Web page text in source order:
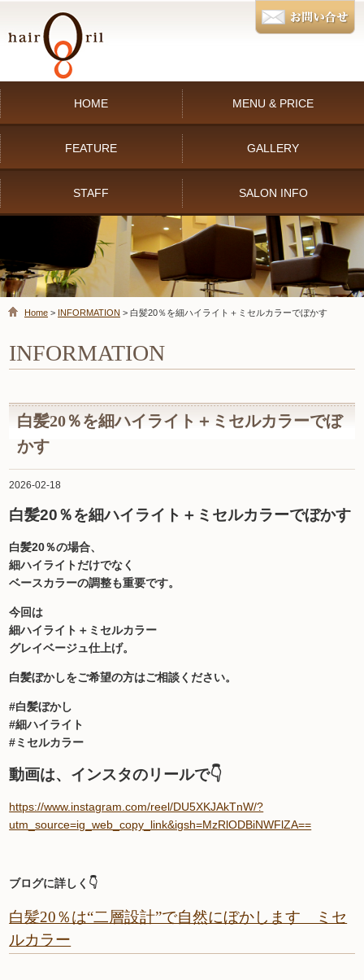
HOME MENU & PRICE
FEATURE GALLERY
STAFF SALON INFO
Home > INFORMATION > 白髪20％を細ハイライト＋ミセルカラーでぼかす
INFORMATION
白髪20％を細ハイライト＋ミセルカラーでぼ
かす
2026-02-18
白髪20％を細ハイライト＋ミセルカラーでぼかす
白髪20％の場合、
細ハイライトだけでなく
ベースカラーの調整も重要です。
今回は
細ハイライト＋ミセルカラー
グレイベージュ仕上げ。
白髪ぼかしをご希望の方はご相談ください。
#白髪ぼかし
#細ハイライト
#ミセルカラー
動画は、インスタのリールで👇
https://www.instagram.com/reel/DU5XKJAkTnW/?
utm_source=ig_web_copy_link&igsh=MzRlODBiNWFlZA==
ブログに詳しく👇
白髪20％は“二層設計”で自然にぼかします ミセ
ルカラー